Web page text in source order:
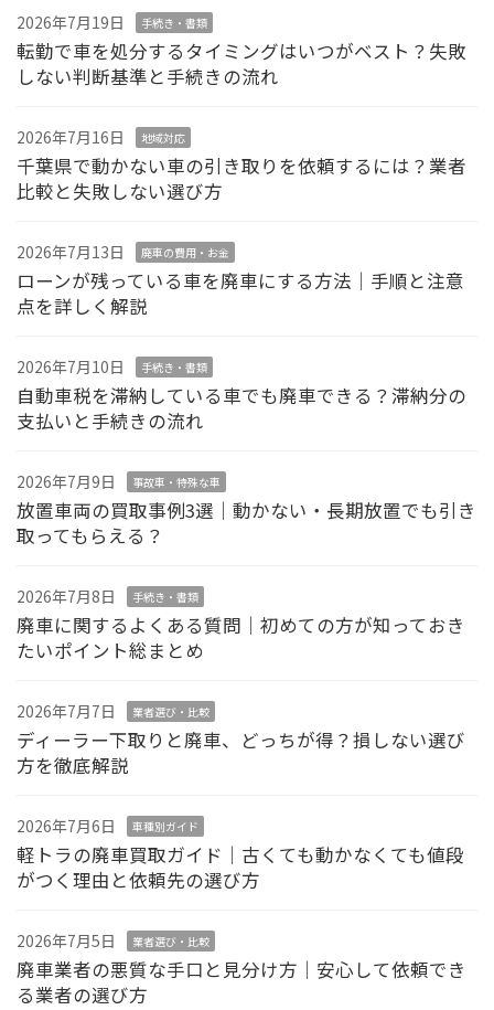
2026年7月19日 手続き・書類
転勤で車を処分するタイミングはいつがベスト？失敗
しない判断基準と手続きの流れ
2026年7月16日 地域対応
千葉県で動かない車の引き取りを依頼するには？業者
比較と失敗しない選び方
2026年7月13日 廃車の費用・お金
ローンが残っている車を廃車にする方法｜手順と注意
点を詳しく解説
2026年7月10日 手続き・書類
自動車税を滞納している車でも廃車できる？滞納分の
支払いと手続きの流れ
2026年7月9日 事故車・特殊な車
放置車両の買取事例3選｜動かない・長期放置でも引き
取ってもらえる？
2026年7月8日 手続き・書類
廃車に関するよくある質問｜初めての方が知っておき
たいポイント総まとめ
2026年7月7日 業者選び・比較
ディーラー下取りと廃車、どっちが得？損しない選び
方を徹底解説
2026年7月6日 車種別ガイド
軽トラの廃車買取ガイド｜古くても動かなくても値段
がつく理由と依頼先の選び方
2026年7月5日 業者選び・比較
廃車業者の悪質な手口と見分け方｜安心して依頼でき
る業者の選び方